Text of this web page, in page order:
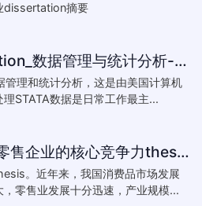
dissertation摘要
留学生MBAdissertation_数据管理与统计分析-如何处理STATA数据_How to deal with data with ST
管理和统计分析，这是由美国计算机
STATA数据是日常工作最主...
论如何提升我国本土零售企业的核心竞争力thesis:The theory of how to improve the core competitiveness of domestic retail e
。近年来，我国消费品市场发展
零售业发展十分迅速，产业规模...